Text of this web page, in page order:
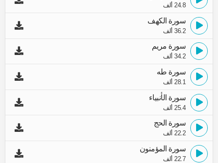
24.8 ألف
سورة الكهف
36.2 ألف
سورة مريم
34.2 ألف
سورة طه
28.1 ألف
سورة الأنبياء
25.4 ألف
سورة الحج
22.2 ألف
سورة المؤمنون
22.7 ألف